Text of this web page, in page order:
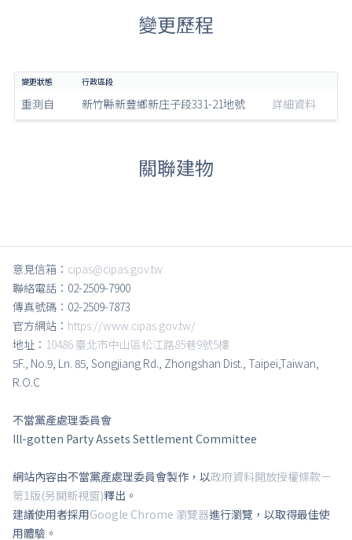
變更歷程
重測自 新竹縣新豐鄉新庄子段331-21地號 詳細資料
關聯建物
意見信箱： cipas@cipas.gov.tw
聯絡電話：02-2509-7900
傳真號碼：02-2509-7873
官方網站： https://www.cipas.gov.tw/
地址： 10486 臺北市中山區松江路85巷9號5樓
5F., No.9, Ln. 85, Songjiang Rd., Zhongshan Dist., Taipei,Taiwan,
R.O.C
不當黨產處理委員會
Ill-gotten Party Assets Settlement Committee
網站內容由不當黨產處理委員會製作，以政府資料開放授權條款－
第1版(另開新視窗)釋出。
建議使用者採用Google Chrome 瀏覽器進行瀏覽，以取得最佳使
用體驗。